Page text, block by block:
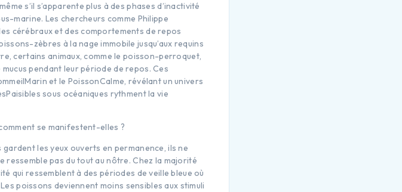
s’il s’apparente plus à des phases d’inactivité
marine. Les chercheurs comme Philippe
cérébraux et des comportements de repos
zèbres à la nage immobile jusqu’aux requins
certains animaux, comme le poisson-perroquet,
pendant leur période de repos. Ces
et le PoissonCalme, révélant un univers
sous océaniques rythment la vie
se manifestent-elles ?
les yeux ouverts en permanence, ils ne
ressemble pas du tout au nôtre. Chez la majorité
qui ressemblent à des périodes de veille bleue où
poissons deviennent moins sensibles aux stimuli